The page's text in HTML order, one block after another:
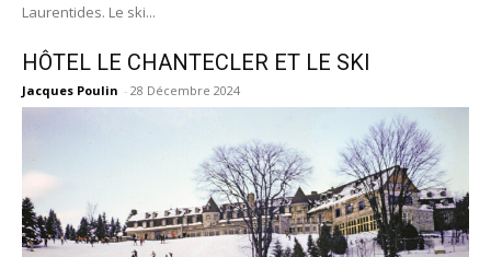
Laurentides. Le ski...
HÔTEL LE CHANTECLER ET LE SKI
Jacques Poulin - 28 Décembre 2024